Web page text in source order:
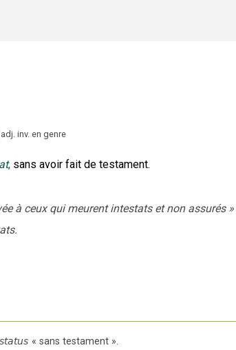
adj. inv. en genre
, sans avoir fait de testament.
à ceux qui meurent intestats et non assurés »
« sans testament ».